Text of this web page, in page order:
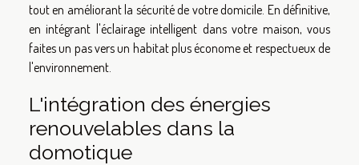
tout en améliorant la sécurité de votre domicile. En définitive,
en intégrant l'éclairage intelligent dans votre maison, vous
faites un pas vers un habitat plus économe et respectueux de
l'environnement.
L'intégration des énergies
renouvelables dans la
domotique